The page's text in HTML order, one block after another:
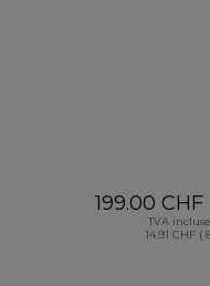
199.00 CHF
TVA
14.91 CHF (